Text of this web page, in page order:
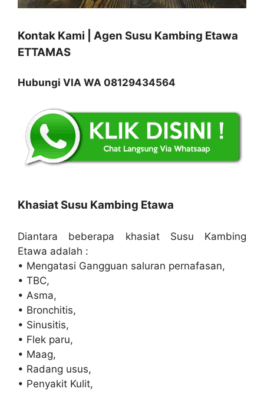
Kontak Kami | Agen Susu Kambing Etawa
ETTAMAS
Hubungi VIA WA 08129434564
Khasiat Susu Kambing Etawa
Diantara beberapa khasiat Susu Kambing
Etawa adalah :
• Mengatasi Gangguan saluran pernafasan,
• TBC,
• Asma,
• Bronchitis,
• Sinusitis,
• Flek paru,
• Maag,
• Radang usus,
• Penyakit Kulit,